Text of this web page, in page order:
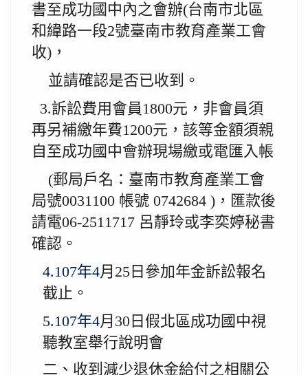
書至成功國中內之會辦(台南市北區
和緯路一段2號臺南市教育產業工會
收) ，
並請確認是否已收到。
3.訴訟費用會員1800元，非會員須
再另補繳年費1200元，該等金額須親
自至成功國中會辦現場繳或電匯入帳
(郵局戶名：臺南市教育產業工會
局號0031100 帳號 0742684 )，匯款後
請電06-2511717 呂靜玲或李奕婷秘書
確認。
4.107年4月25 日參加年金訴訟報名
截止。
5.107年4月30 日假北區成功國中視
聽教室舉行說明會
二、收到減少退休金給付之相關公